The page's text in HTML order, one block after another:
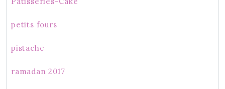
petits fours
pistache
ramadan 2017